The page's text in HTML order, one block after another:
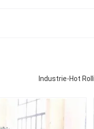
Industrie-Hot